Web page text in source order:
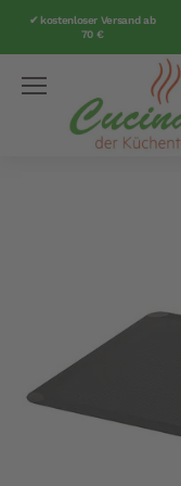
✔ kostenloser Versand ab
70 €